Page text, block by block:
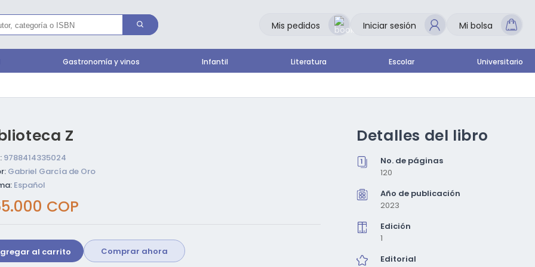
Mis pedidos Iniciar sesión Mi bolsa
Gastronomía y vinos Infantil Literatura Escolar Universitario
Z
9788414335024
Gabriel García de Oro
Español
COP
al carrito Comprar ahora
Detalles del libro
No. de páginas
120
Año de publicación
2023
Edición
1
Editorial